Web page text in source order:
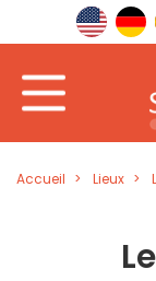
Accueil Lieux